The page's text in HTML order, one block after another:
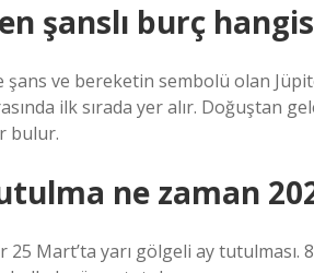
şanslı burç
şans ve bereketin sembolü olan
ilk sırada yer alır. Doğuştan
bulur.
ne zaman
Mart’ta yarı gölgeli ay tutulması.